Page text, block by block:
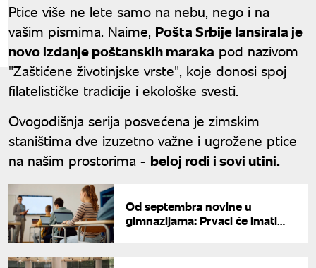
Ptice više ne lete samo na nebu, nego i na
vašim pismima. Naime, Pošta Srbije lansirala je
novo izdanje poštanskih maraka pod nazivom
"Zaštićene životinjske vrste", koje donosi spoj
filatelističke tradicije i ekološke svesti.
Ovogodišnja serija posvećena je zimskim
staništima dve izuzetno važne i ugrožene ptice
na našim prostorima - beloj rodi i sovi utini.
Od septembra novine u
gimnazijama: Prvaci će imati